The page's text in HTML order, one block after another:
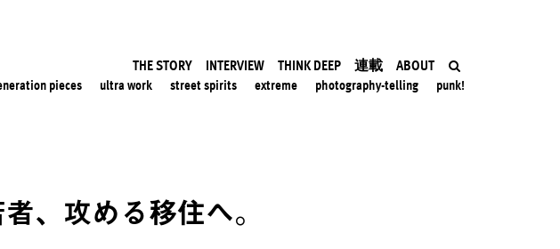
THE STORY INTERVIEW THINK DEEP 連載 ABOUT
pieces ultra work street spirits extreme photography-telling punk!
、攻める移住へ。